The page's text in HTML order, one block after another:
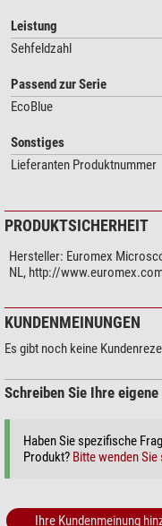
Leistung
Sehfeldzahl
Passend zur Serie
EcoBlue
Sonstiges
Lieferanten Produktnummer
PRODUKTSICHERHEIT
Hersteller: Euromex
NL, http://
KUNDENMEINUNGEN
Es gibt noch keine
Schreiben Sie Ihre eigene
Haben Sie spezifische
Produkt? Bitte wenden
Ihre Kundenmeinung